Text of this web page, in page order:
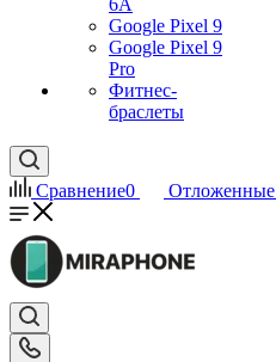
6A
Google Pixel 9
Google Pixel 9
Pro
Фитнес-
браслеты
Сравнение0 Отложенные